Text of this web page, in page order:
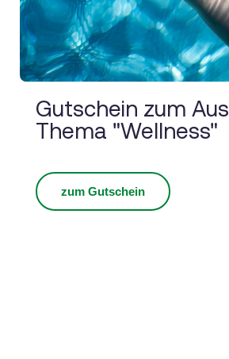
Gutschein zum
Thema "Wellness"
zum Gutschein